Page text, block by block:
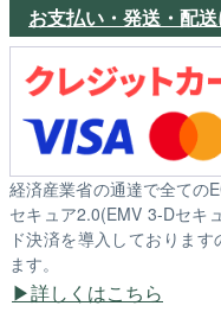
お支払い・発送・配
経済産業省の通達で全ての
セキュア2.0(EMV 3-Dセキ
ド決済を導入しておりま
ます。
詳しくはこちら